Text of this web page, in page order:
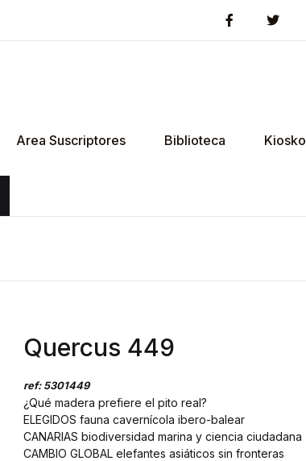
Area Suscriptores Biblioteca Kiosko
Quercus 449
ref: 5301449
¿Qué madera prefiere el pito real?
ELEGIDOS fauna cavernícola ibero-balear
CANARIAS biodiversidad marina y ciencia ciudadana
CAMBIO GLOBAL elefantes asiáticos sin fronteras